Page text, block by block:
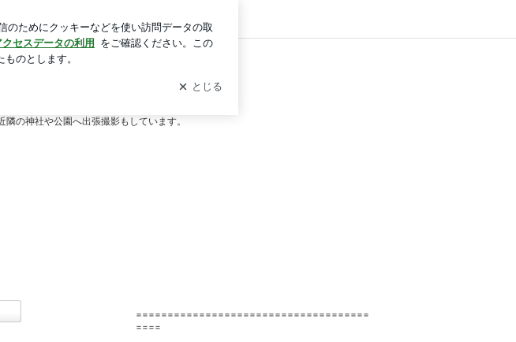
市 ～ フォトスタジオ mine (マイン）～
ログイン
ン）～
の神社や公園へ出張撮影もしています。
=====================================
====